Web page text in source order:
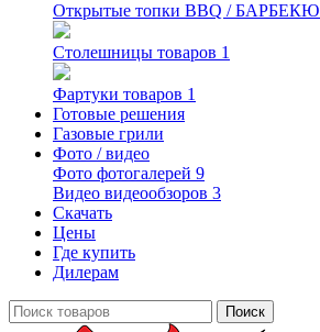
Открытые топки BBQ / БАРБЕКЮ
Столешницы товаров 1
Фартуки товаров 1
Готовые решения
Газовые грили
Фото / видео
Фото фотогалерей 9
Видео видеообзоров 3
Скачать
Цены
Где купить
Дилерам
Поиск